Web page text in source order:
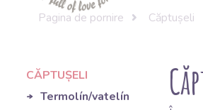
Pagina de pornire Căptușeli
CĂPTUȘELI
Termolín/vatelín